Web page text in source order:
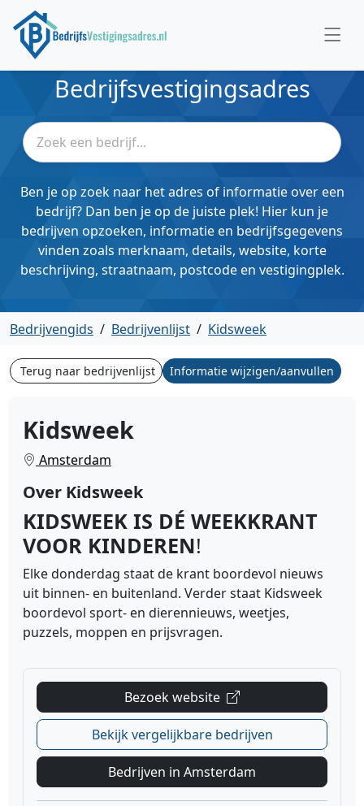
Bedrijfsvestigingsadres
Ben je op zoek naar het adres of informatie over een
bedrijf? Dan ben je op de juiste plek! Hier kun je
bedrijven opzoeken, informatie en bedrijfsgegevens
vinden zoals merknaam, details, website, korte
beschrijving, straatnaam, postcode en vestigingplek.
Bedrijvengids / Bedrijvenlijst / Kidsweek
Terug naar bedrijvenlijst Informatie wijzigen/aanvullen
Kidsweek
Amsterdam
Over Kidsweek
KIDSWEEK IS DÉ WEEKKRANT
VOOR KINDEREN!
Elke donderdag staat de krant boordevol nieuws
uit binnen- en buitenland. Verder staat Kidsweek
boordevol sport- en dierennieuws, weetjes,
puzzels, moppen en prijsvragen.
Bezoek website
Bekijk vergelijkbare bedrijven
Bedrijven in Amsterdam